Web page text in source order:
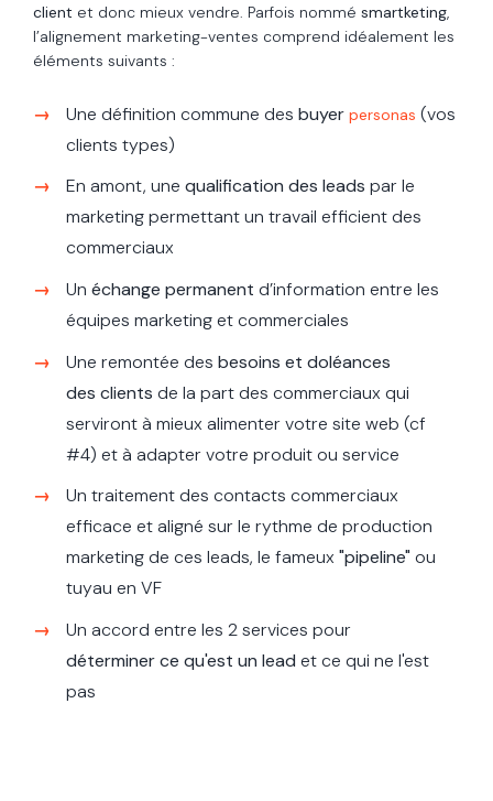
client et donc mieux vendre. Parfois nommé smartketing,
l’alignement marketing-ventes comprend idéalement les
éléments suivants :
Une définition commune des buyer personas (vos
clients types)
En amont, une qualification des leads par le
marketing permettant un travail efficient des
commerciaux
Un échange permanent d’information entre les
équipes marketing et commerciales
Une remontée des besoins et doléances
des clients de la part des commerciaux qui
serviront à mieux alimenter votre site web (cf
#4) et à adapter votre produit ou service
Un traitement des contacts commerciaux
efficace et aligné sur le rythme de production
marketing de ces leads, le fameux "pipeline" ou
tuyau en VF
Un accord entre les 2 services pour
déterminer ce qu'est un lead et ce qui ne l'est
pas